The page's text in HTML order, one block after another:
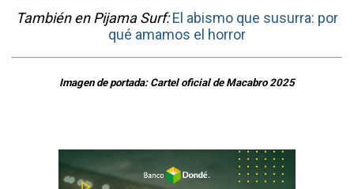
También en Pijama Surf:El abismo que susurra: por
qué amamos el horror
Imagen de portada: Cartel oficial de Macabro 2025